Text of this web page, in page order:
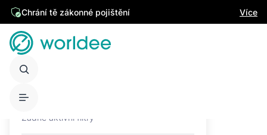
Chrání tě zákonné pojištění Více
Žádné aktivní filtry